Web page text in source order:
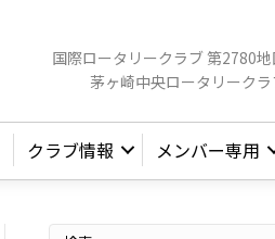
国際ロータリークラブ 第2780
茅ヶ崎中央ロータリーク
クラブ情報 メンバー専用